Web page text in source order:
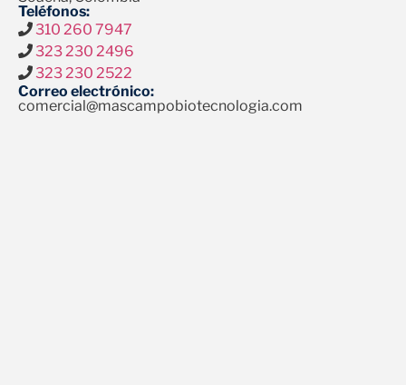
Teléfonos:
310 260 7947
323 230 2496
323 230 2522
Correo electrónico:
comercial@mascampobiotecnologia.com